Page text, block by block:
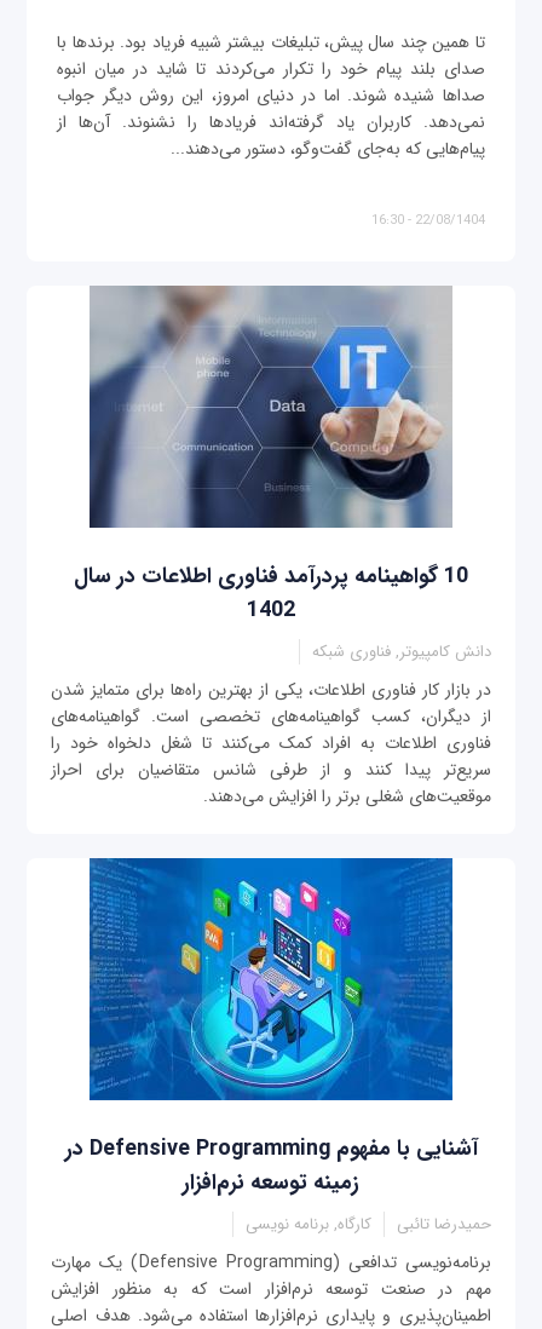
تا همین چند سال پیش، تبلیغات بیشتر شبیه فریاد بود. برندها با
صدای بلند پیام خود را تکرار می‌کردند تا شاید در میان انبوه
صداها شنیده شوند. اما در دنیای امروز، این روش دیگر جواب
نمی‌دهد. کاربران یاد گرفته‌اند فریادها را نشنوند. آن‌ها از
پیام‌هایی که به‌جای گفت‌وگو، دستور می‌دهند...
22/08/1404 - 16:30
10 گواهینامه پردرآمد فناوری اطلاعات در سال
1402
دانش کامپیوتر, فناوری شبکه
در بازار کار فناوری اطلاعات، یکی از بهترین راه‌ها برای متمایز شدن
از دیگران، کسب گواهینامه‌های تخصصی است. گواهینامه‌های
فناوری اطلاعات به افراد کمک می‌کنند تا شغل دلخواه خود را
سریع‌تر پیدا کنند و از طرفی شانس متقاضیان برای احراز
موقعیت‌های شغلی برتر را افزایش می‌دهند.
آشنایی با مفهوم Defensive Programming در
زمینه توسعه نرم‌افزار
حمیدرضا تائبی کارگاه, برنامه نویسی
برنامه‌نویسی تدافعی (Defensive Programming) یک مهارت
مهم در صنعت توسعه نرم‌افزار است که به منظور افزایش
اطمینان‌پذیری و پایداری نرم‌افزارها استفاده می‌شود. هدف اصلی